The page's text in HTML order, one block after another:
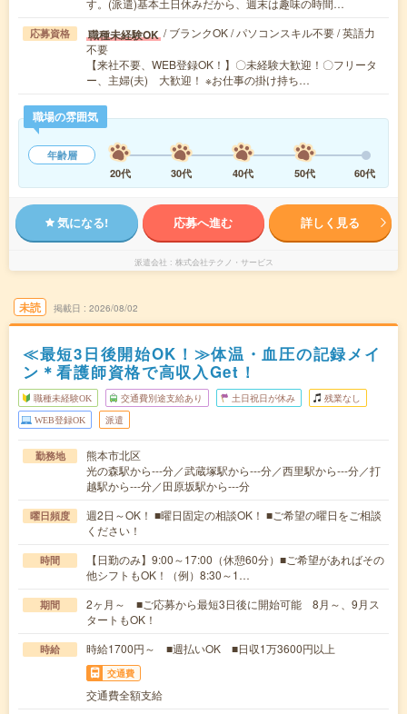
す。(派遣)基本土日休みだから、週末は趣味の時間…
応募資格 職種未経験OK / ブランクOK / パソコンスキル不要 / 英語力
不要
【来社不要、WEB登録OK！】〇未経験大歓迎！〇フリータ
ー、主婦(夫) 大歓迎！ ※お仕事の掛け持ち…
職場の雰囲気
年齢層
20代
30代 40代 50代 60代
気になる! 応募へ進む 詳しく見る
派遣会社 株式会社テクノ・サービス
未読 掲載日 2026/08/02
≪最短3日後開始OK！≫体温・血圧の記録メイ
ン＊看護師資格で高収入Get！
職種未経験OK 交通費別途支給あり 土日祝日が休み 残業なし
WEB登録OK 派遣
勤務地
熊本市北区
光の森駅から---分／武蔵塚駅から---分／西里駅から---分／打
越駅から---分／田原坂駅から---分
曜日頻度
週2日～OK！ ■曜日固定の相談OK！ ■ご希望の曜日をご相談
ください！
時間
【日勤のみ】9:00～17:00（休憩60分）■ご希望があればその
他シフトもOK！（例）8:30～1…
期間
2ヶ月～ ■ご応募から最短3日後に開始可能 8月～、9月ス
タートもOK！
時給 時給1700円～ ■週払いOK ■日収1万3600円以上
交通費
交通費全額支給